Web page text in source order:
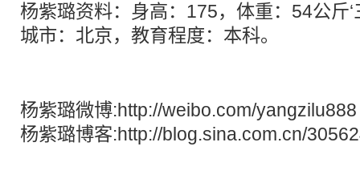
杨紫璐资料：身高：175，体重：54公斤
城市：北京，教育程度：本科。
杨紫璐微博:http://weibo.com/yangzilu888
杨紫璐博客:http://blog.sina.com.cn/